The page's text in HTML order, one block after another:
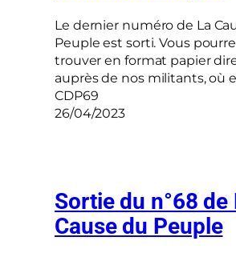
Le dernier numéro de La
Peuple est sorti. Vous
trouver en format papier
auprès de nos militants, où
CDP69
26/04/2023
Sortie du n°68 de
Cause du Peuple